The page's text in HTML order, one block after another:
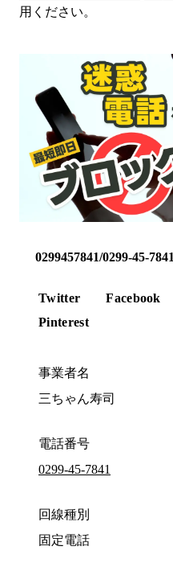
用ください。
0299457841/0299-45-
Twitter Facebook
Pinterest
事業者名
三ちゃん寿司
電話番号
0299-45-7841
回線種別
固定電話